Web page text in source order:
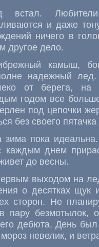
встал.
и даже
ничего в
другое дело.
камыш,
надежный лед.
от берега, на
годом все
под цепочки
без своего
зима пока
каждым днем
до весны.
выходом на
о десятках щук
сторон. Не
пару безмотылок,
дебюта. День
мороз невелик, и